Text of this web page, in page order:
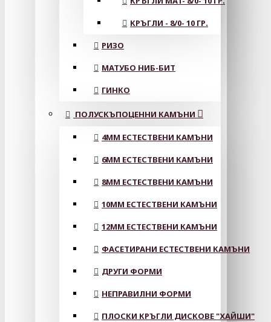
КРЪГЛИ - 8/0- 10 ГР.
РИЗО
МАТУБО НИБ-БИТ
ГИНКО
ПОЛУСКЪПОЦЕННИ КАМЪНИ
4MM ЕСТЕСТВЕНИ КАМЪНИ
6MM ЕСТЕСТВЕНИ КАМЪНИ
8MM ЕСТЕСТВЕНИ КАМЪНИ
10MM ЕСТЕСТВЕНИ КАМЪНИ
12MM ЕСТЕСТВЕНИ КАМЪНИ
ФАСЕТИРАНИ ЕСТЕСТВЕНИ КАМЪНИ
ДРУГИ ФОРМИ
НЕПРАВИЛНИ ФОРМИ
ПЛОСКИ КРЪГЛИ ДИСКОВЕ "ХАЙШИ"